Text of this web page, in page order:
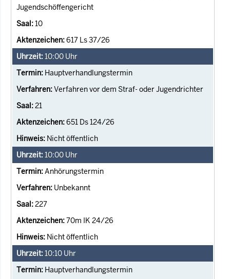
Jugendschöffengericht
10
617 Ls 37/26
10:00 Uhr
Hauptverhandlungstermin
Verfahren vor dem Straf- oder Jugendrichter
21
651 Ds 124/26
Nicht öffentlich
10:00 Uhr
Anhörungstermin
Unbekannt
227
70m IK 24/26
Nicht öffentlich
10:10 Uhr
Hauptverhandlungstermin